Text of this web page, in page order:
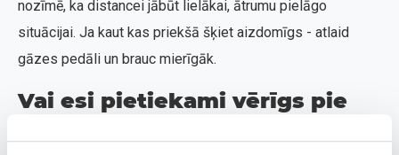
nozīmē, ka distancei jābūt lielākai, ātrumu pielāgo
situācijai. Ja kaut kas priekšā šķiet aizdomīgs - atlaid
gāzes pedāli un brauc mierīgāk.
Vai esi pietiekami vērīgs pie